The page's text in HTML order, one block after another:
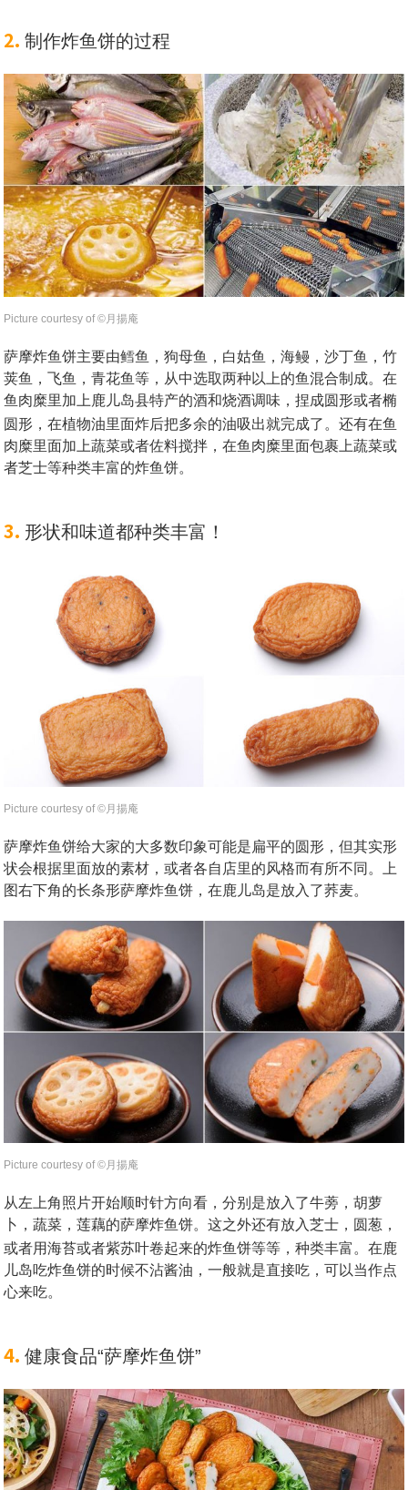
2.制作炸鱼饼的过程
Picture courtesy of ©︎月揚庵
萨摩炸鱼饼主要由鳕鱼，狗母鱼，白姑鱼，海鳗，沙丁鱼，竹
荚鱼，飞鱼，青花鱼等，从中选取两种以上的鱼混合制成。在
鱼肉糜里加上鹿儿岛县特产的酒和烧酒调味，捏成圆形或者椭
圆形，在植物油里面炸后把多余的油吸出就完成了。还有在鱼
肉糜里面加上蔬菜或者佐料搅拌，在鱼肉糜里面包裹上蔬菜或
者芝士等种类丰富的炸鱼饼。
3. 形状和味道都种类丰富！
Picture courtesy of ©︎月揚庵
萨摩炸鱼饼给大家的大多数印象可能是扁平的圆形，但其实形
状会根据里面放的素材，或者各自店里的风格而有所不同。上
图右下角的长条形萨摩炸鱼饼，在鹿儿岛是放入了荞麦。
Picture courtesy of ©︎月揚庵
从左上角照片开始顺时针方向看，分别是放入了牛蒡，胡萝
卜，蔬菜，莲藕的萨摩炸鱼饼。这之外还有放入芝士，圆葱，
或者用海苔或者紫苏叶卷起来的炸鱼饼等等，种类丰富。在鹿
儿岛吃炸鱼饼的时候不沾酱油，一般就是直接吃，可以当作点
心来吃。
4.健康食品“萨摩炸鱼饼”